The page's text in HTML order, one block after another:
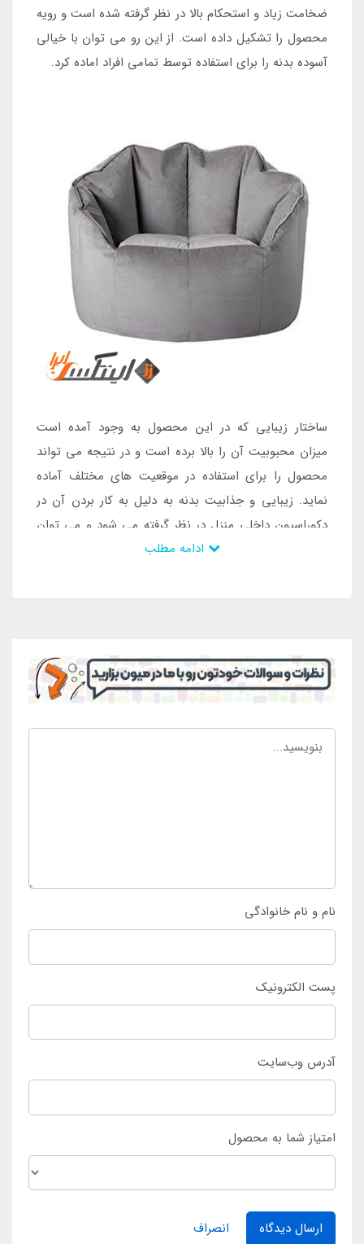
ضخامت زیاد و استحکام بالا در نظر گرفته شده است و رویه
محصول را تشکیل داده است. از این رو می توان با خیالی
آسوده بدنه را برای استفاده توسط تمامی افراد اماده کرد.
ساختار زیبایی که در این محصول به وجود آمده است
میزان محبوبیت آن را بالا برده است و در نتیجه می تواند
محصول را برای استفاده در موقعیت های مختلف آماده
نماید. زیبایی و جذابیت بدنه به دلیل به کار بردن آن در
دکوراسیون داخلی منزل در نظر گرفته می شود و می توان
نسبت به داشتن آن اقدام کرد. بدنه اصل و اورجینال است
وسایل راحتی تنها ازسایت اینتکسایرانامکان پذیر
است.
نام و نام خانوادگی
پست الکترونیک
آدرس وب‌سایت
امتیاز شما به محصول
ارسال دیدگاه انصراف